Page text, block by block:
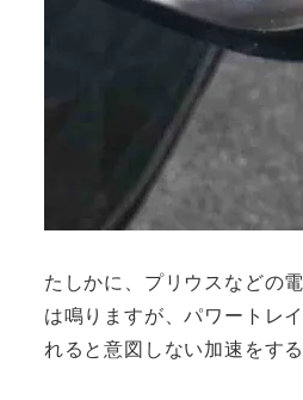
たしかに、プリウスなどの
は鳴りますが、パワートレ
れると意図しない加速をす